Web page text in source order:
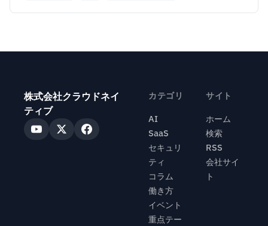
株式会社クラウドネイ
ティブ
カテゴリ
AI
SaaS
セキュリ
ティ
コラム
働き方
イベント
重点テー
サイト
ホーム
検索
RSS
会社サイ
ト